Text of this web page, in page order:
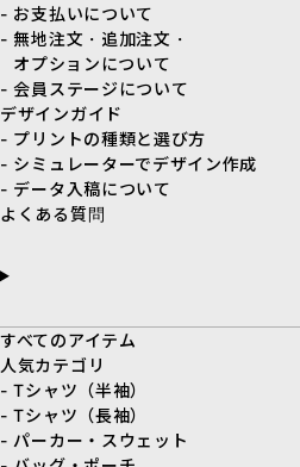
- お支払いについて
- 無地注文・追加注文・
オプションについて
- 会員ステージについて
デザインガイド
- プリントの種類と選び方
- シミュレーターでデザイン作成
- データ入稿について
よくある質問
すべてのアイテム
人気カテゴリ
- Tシャツ（半袖）
- Tシャツ（長袖）
- パーカー・スウェット